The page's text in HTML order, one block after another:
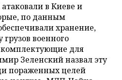
в Киеве и
по данным
хранение,
грузов военного
для
Зеленский назвал эту
пораженных целей